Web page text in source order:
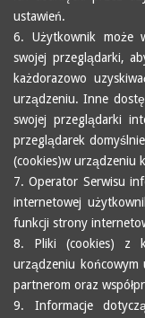
ustawień.
6. Użytkownik może
swojej przeglądarki,
każdorazowo
urządzeniu. Inne
swojej przeglądarki
przeglądarek
(cookies)w urządzeniu
7. Operator Serwisu
internetowej
funkcji strony
8. Pliki (cookies) z
urządzeniu
partnerom oraz
9. Informacje